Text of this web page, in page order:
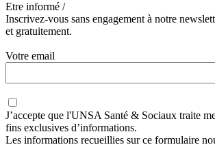
Etre informé /
Inscrivez-vous sans engagement à notre
et gratuitement.
Votre email
J’accepte que l'UNSA Santé & Sociaux traite
fins exclusives d’informations.
Les informations recueillies sur ce formulaire